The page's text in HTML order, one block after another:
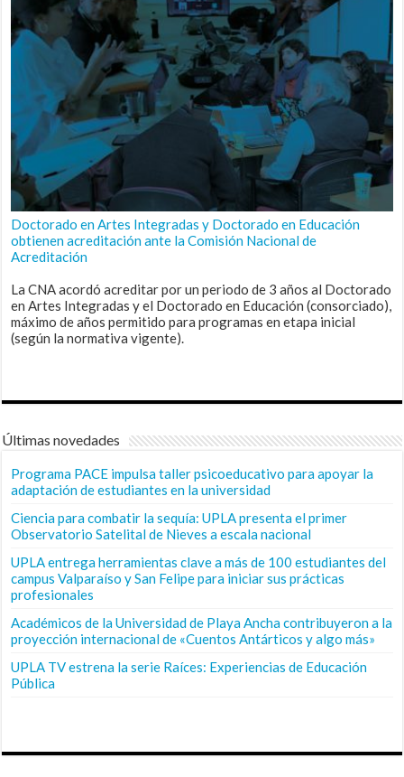
Doctorado en Artes Integradas y Doctorado en Educación
obtienen acreditación ante la Comisión Nacional de
Acreditación
La CNA acordó acreditar por un periodo de 3 años al Doctorado
en Artes Integradas y el Doctorado en Educación (consorciado),
máximo de años permitido para programas en etapa inicial
(según la normativa vigente).
Últimas novedades
Programa PACE impulsa taller psicoeducativo para apoyar la
adaptación de estudiantes en la universidad
Ciencia para combatir la sequía: UPLA presenta el primer
Observatorio Satelital de Nieves a escala nacional
UPLA entrega herramientas clave a más de 100 estudiantes del
campus Valparaíso y San Felipe para iniciar sus prácticas
profesionales
Académicos de la Universidad de Playa Ancha contribuyeron a la
proyección internacional de «Cuentos Antárticos y algo más»
UPLA TV estrena la serie Raíces: Experiencias de Educación
Pública